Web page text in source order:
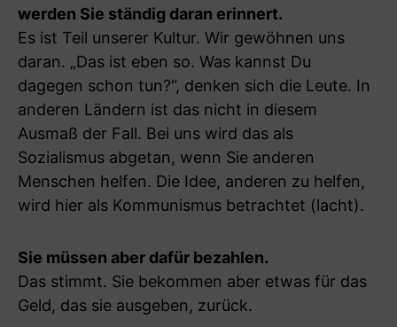
werden Sie ständig daran erinnert.
Es ist Teil unserer Kultur. Wir gewöhnen uns
daran. „Das ist eben so. Was kannst Du
dagegen schon tun?“, denken sich die Leute. In
anderen Ländern ist das nicht in diesem
Ausmaß der Fall. Bei uns wird das als
Sozialismus abgetan, wenn Sie anderen
Menschen helfen. Die Idee, anderen zu helfen,
wird hier als Kommunismus betrachtet (lacht).
Sie müssen aber dafür bezahlen.
Das stimmt. Sie bekommen aber etwas für das
Geld, das sie ausgeben, zurück.